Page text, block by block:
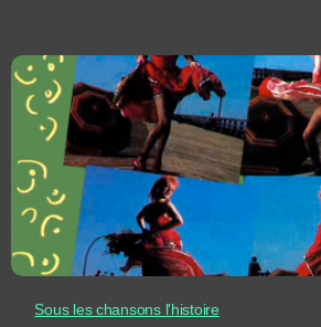
Sous les chansons l'histoire